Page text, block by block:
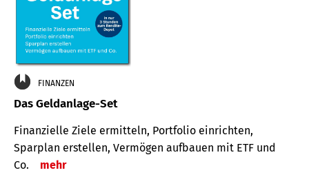
FINANZEN
Das Geldanlage-Set
Finanzielle Ziele ermitteln, Portfolio einrichten,
Sparplan erstellen, Vermögen aufbauen mit ETF und
Co.
mehr